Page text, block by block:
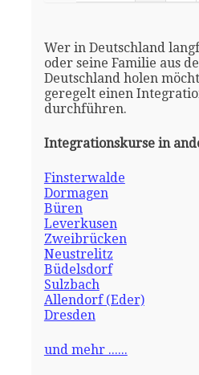
Wer in Deutschland
oder seine Familie aus
Deutschland holen
geregelt einen
durchführen.
Integrationskurse in
Finsterwalde
Dormagen
Büren
Leverkusen
Zweibrücken
Neustrelitz
Büdelsdorf
Sulzbach
Allendorf (Eder)
Dresden
und mehr ......